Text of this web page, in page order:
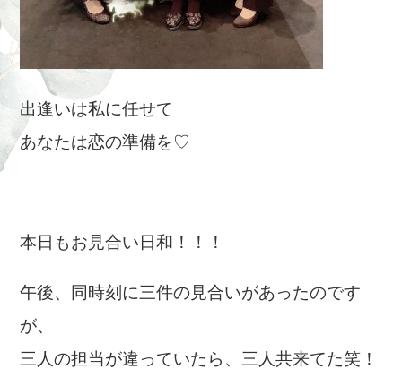
出逢いは私に任せて
あなたは恋の準備を♡
本日もお見合い日和！！！
午後、同時刻に三件の見合いがあったのです
が、
三人の担当が違っていたら、三人共来てた笑！